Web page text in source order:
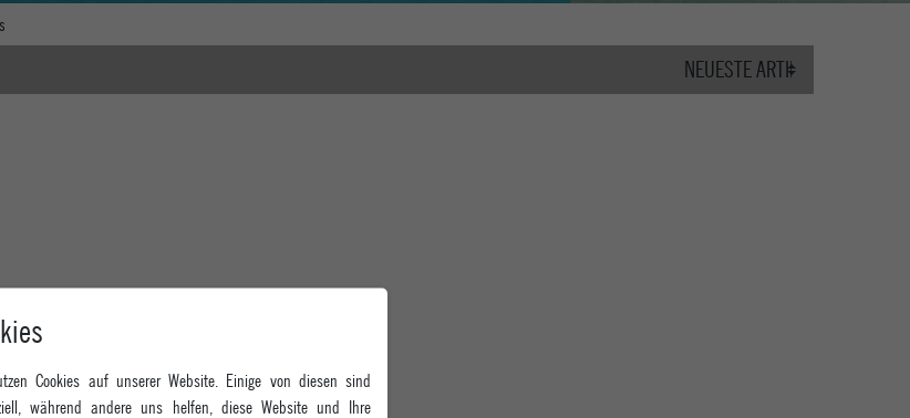
Cookies auf unserer Website. Einige von diesen sind
während andere uns helfen, diese Website und Ihre